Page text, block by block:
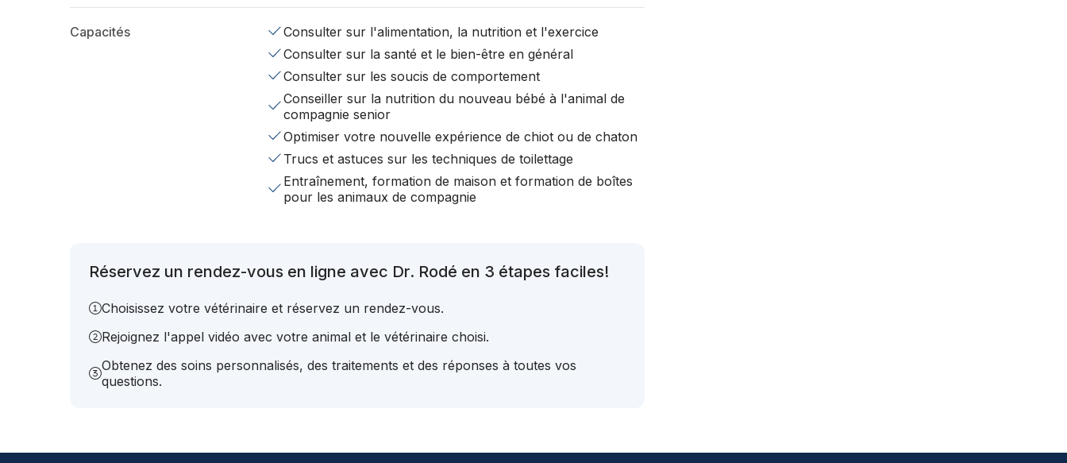
Capacités
Consulter sur l'alimentation, la nutrition et l'exercice
Consulter sur la santé et le bien-être en général
Consulter sur les soucis de comportement
Conseiller sur la nutrition du nouveau bébé à l'animal de
compagnie senior
Optimiser votre nouvelle expérience de chiot ou de chaton
Trucs et astuces sur les techniques de toilettage
Entraînement, formation de maison et formation de boîtes
pour les animaux de compagnie
Réservez un rendez-vous en ligne avec Dr. Rodé en 3 étapes faciles!
Choisissez votre vétérinaire et réservez un rendez-vous.
Rejoignez l'appel vidéo avec votre animal et le vétérinaire choisi.
Obtenez des soins personnalisés, des traitements et des réponses à toutes vos
questions.